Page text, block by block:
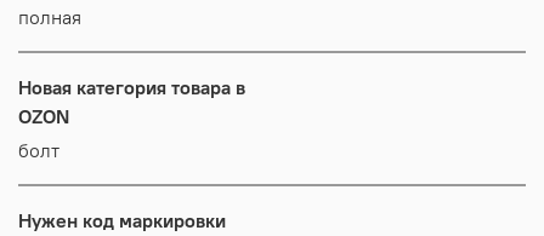
полная
Новая категория товара в
OZON
болт
Нужен код маркировки